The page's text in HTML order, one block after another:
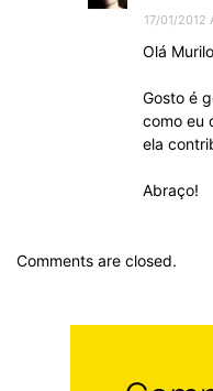
17/01/2012
Olá
Gosto é
como eu
ela
Abraço!
Comments are closed.